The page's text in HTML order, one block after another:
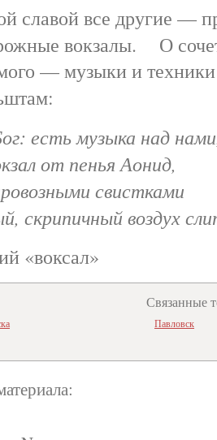
славой все другие —
вокзалы. О
— музыки и
есть музыка над
от пенья Аонид,
свистками
скрипичный
Связанные
Павловск